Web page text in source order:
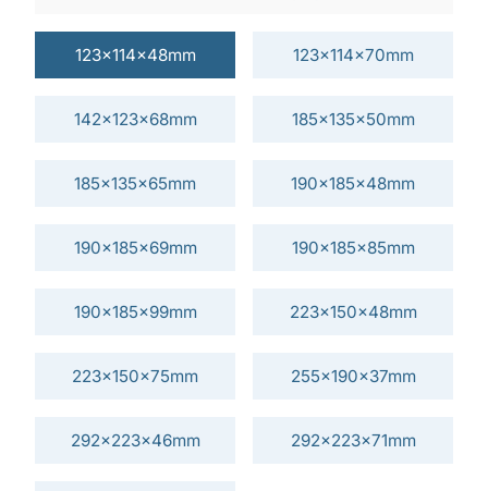
123x114x48mm 123x114x70mm
142x123x68mm 185x135x50mm
185x135x65mm 190x185x48mm
190x185x69mm 190x185x85mm
190x185x99mm 223x150x48mm
223x150x75mm 255x190x37mm
292x223x46mm 292x223x71mm